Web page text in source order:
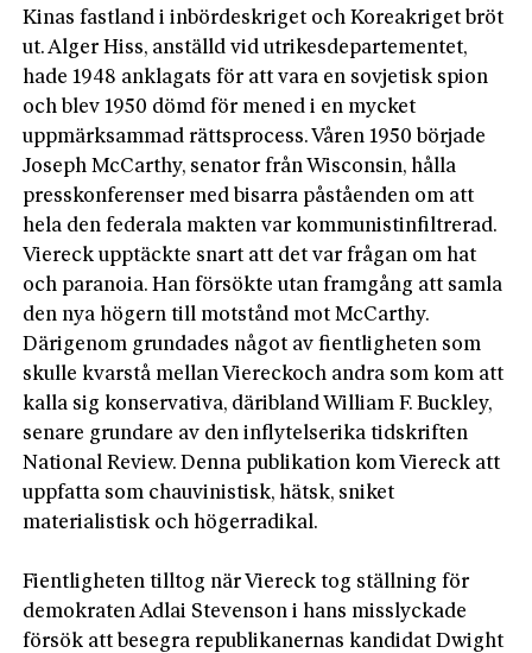
Kinas fastland i inbördeskriget och Koreakriget bröt
ut. Alger Hiss, anställd vid utrikesdepartementet,
hade 1948 anklagats för att vara en sovjetisk spion
och blev 1950 dömd för mened i en mycket
uppmärksammad rättsprocess. Våren 1950 började
Joseph McCarthy, senator från Wisconsin, hålla
presskonferenser med bisarra påståenden om att
hela den federala makten var kommunistinfiltrerad.
Viereck upptäckte snart att det var frågan om hat
och paranoia. Han försökte utan framgång att samla
den nya högern till motstånd mot McCarthy.
Därigenom grundades något av fientligheten som
skulle kvarstå mellan Viereckoch andra som kom att
kalla sig konservativa, däribland William F. Buckley,
senare grundare av den inflytelserika tidskriften
National Review. Denna publikation kom Viereck att
uppfatta som chauvinistisk, hätsk, sniket
materialistisk och högerradikal.
Fientligheten tilltog när Viereck tog ställning för
demokraten Adlai Stevenson i hans misslyckade
försök att besegra republikanernas kandidat Dwight